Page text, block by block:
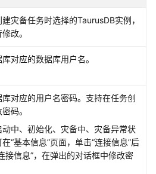
灾备任务时选择的TaurusDB实例，
改。
对应的数据库用户名。
库对应的用户名密码。支持在任务创
码。
动中、初始化、灾备中、灾备异常状
在“基本信息”页面，单击“连接信息”后
接信息”，在弹出的对话框中修改密